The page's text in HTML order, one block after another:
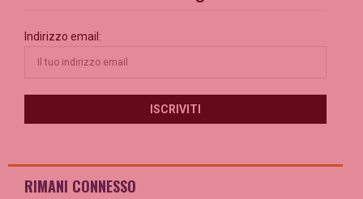
Indirizzo email:
RIMANI CONNESSO